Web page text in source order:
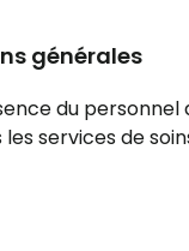
générales
du personnel
services de